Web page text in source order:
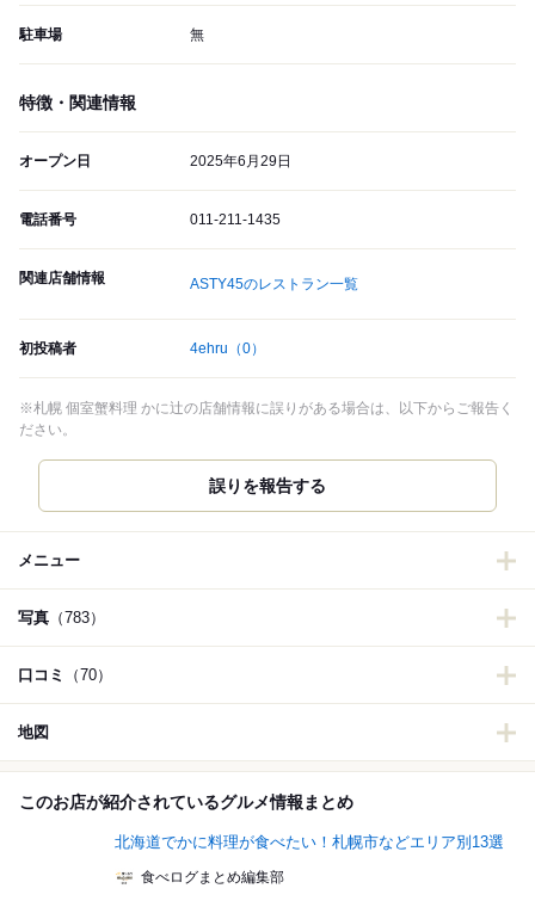
駐車場 無
特徴・関連情報
オープン日 2025年6月29日
電話番号 011-211-1435
関連店舗情報 ASTY45のレストラン一覧
初投稿者 4ehru （0）
※札幌 個室蟹料理 かに辻の店舗情報に誤りがある場合は、以下からご報告く
ださい。
誤りを報告する
メニュー
写真 （783）
口コミ （70）
地図
このお店が紹介されているグルメ情報まとめ
北海道でかに料理が食べたい！札幌市などエリア別13選
食べログまとめ編集部